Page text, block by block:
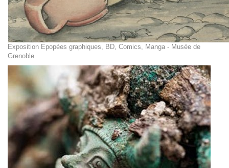
Exposition Epopées graphiques, BD, Comics, Manga - Musée de
Grenoble